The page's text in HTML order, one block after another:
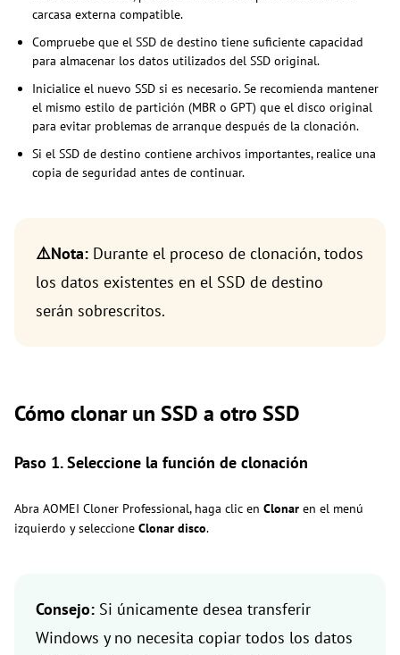
carcasa externa compatible.
Compruebe que el SSD de destino tiene suficiente capacidad
para almacenar los datos utilizados del SSD original.
Inicialice el nuevo SSD si es necesario. Se recomienda mantener
el mismo estilo de partición (MBR o GPT) que el disco original
para evitar problemas de arranque después de la clonación.
Si el SSD de destino contiene archivos importantes, realice una
copia de seguridad antes de continuar.
⚠️Nota: Durante el proceso de clonación, todos
los datos existentes en el SSD de destino
serán sobrescritos.
Cómo clonar un SSD a otro SSD
Paso 1. Seleccione la función de clonación
Abra AOMEI Cloner Professional, haga clic en Clonar en el menú
izquierdo y seleccione Clonar disco.
Consejo: Si únicamente desea transferir
Windows y no necesita copiar todos los datos